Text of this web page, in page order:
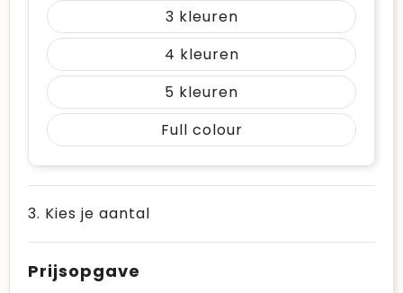
3
4
5
Full colour
3. Kies je aantal
Prijsopgave